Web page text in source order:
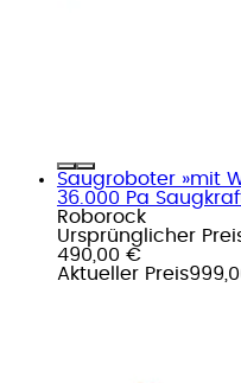
Saugroboter »mit
36.000 Pa
Roborock
Ursprünglicher
490,00 €
Aktueller Preis